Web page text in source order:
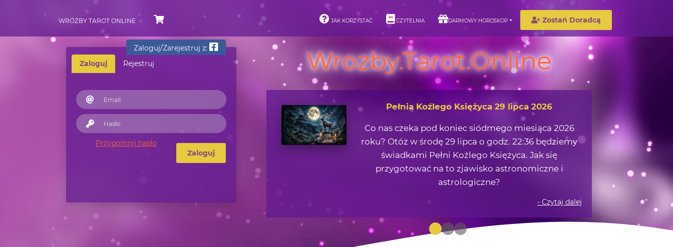
WRÓŻBY TAROT ONLINE JAK KORZYSTAĆ CZYTELNIA DARMOWY HOROSKOP Zostań Doradcą
Zaloguj Rejestruj
Zaloguj/Zarejestruj z:
Przypomnij hasło
Zaloguj
Wrozby.Tarot.Online
Pełnia Koźlego Księżyca 29 lipca 2026
Co nas czeka pod koniec siódmego miesiąca 2026
roku? Otóż w środę 29 lipca o godz. 22:36 będziemy
świadkami Pełni Koźlego Księżyca. Jak się
przygotować na to zjawisko astronomiczne i
astrologiczne?
- Czytaj dalej